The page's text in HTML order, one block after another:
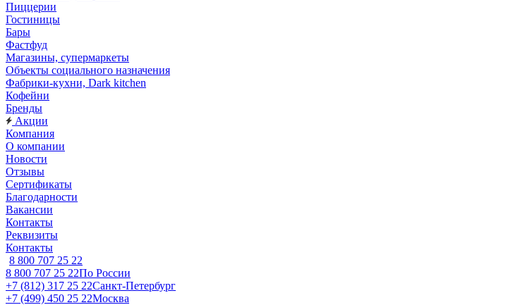
Пиццерии
Гостиницы
Бары
Фастфуд
Магазины, супермаркеты
Объекты социального назначения
Фабрики-кухни, Dark kitchen
Кофейни
Бренды
Акции
Компания
О компании
Новости
Отзывы
Сертификаты
Благодарности
Вакансии
Контакты
Реквизиты
Контакты
8 800 707 25 22
8 800 707 25 22По России
+7 (812) 317 25 22Санкт-Петербург
+7 (499) 450 25 22Москва